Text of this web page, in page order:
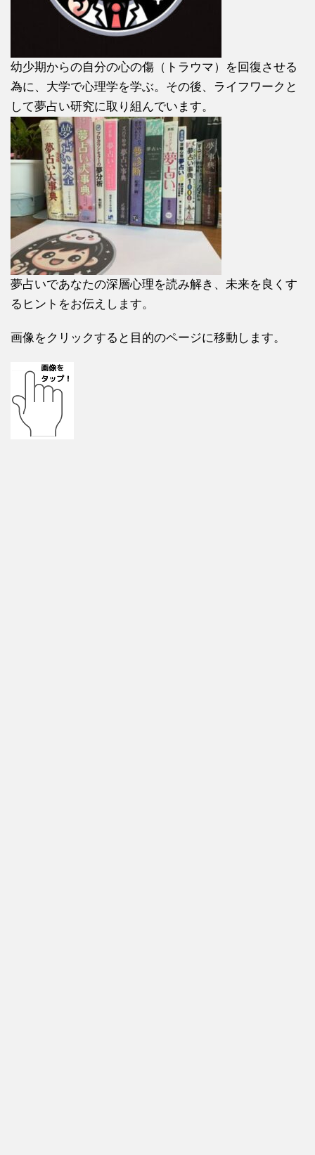
幼少期からの自分の心の傷（トラウマ）を回復させる
為に、大学で心理学を学ぶ。その後、ライフワークと
して夢占い研究に取り組んでいます。
夢占いであなたの深層心理を読み解き、未来を良くす
るヒントをお伝えします。
画像をクリックすると目的のページに移動します。